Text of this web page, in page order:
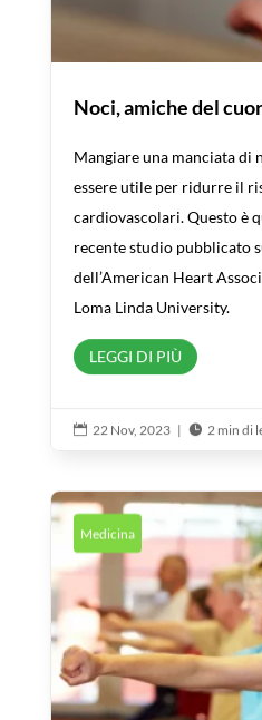
Noci, amiche del
Mangiare una manciata di
essere utile per ridurre il
cardiovascolari. Questo è
recente studio pubblicato
dell’American Heart
Loma Linda University.
LEGGI DI PIÙ
 22 Nov, 2023 |  2 min di
Medicina